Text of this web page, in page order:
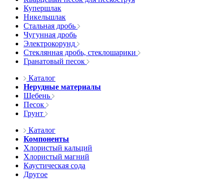
Купершлак
Никельшлак
Стальная дробь
Чугунная дробь
Электрокорунд
Стеклянная дробь, стеклошарики
Гранатовый песок
Каталог
Нерудные материалы
Щебень
Песок
Грунт
Каталог
Компоненты
Хлористый кальций
Хлористый магний
Каустическая сода
Другое